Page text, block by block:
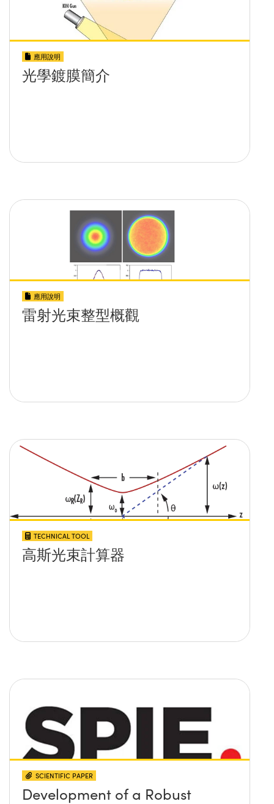
應用說明
光學鍍膜簡介
應用說明
雷射光束整型概觀
TECHNICAL TOOL
高斯光束計算器
SCIENTIFIC PAPER
Development of a Robust